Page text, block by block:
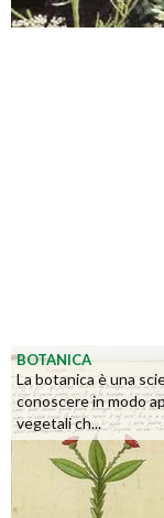
BOTANICA
La botanica è una
conoscere in modo
vegetali ch...